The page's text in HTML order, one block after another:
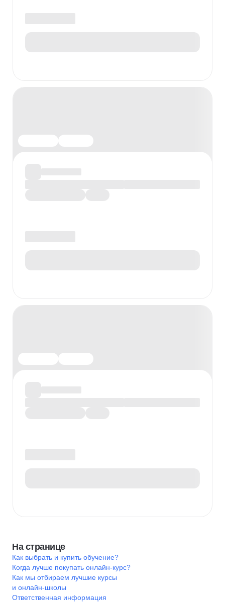
На странице
Как выбрать и купить обучение?
Когда лучше покупать онлайн-курс?
Как мы отбираем лучшие курсы
и онлайн-школы
Ответственная информация